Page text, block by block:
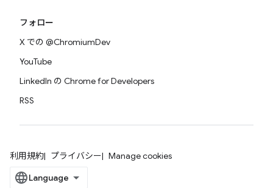
フォロー
X での @ChromiumDev
YouTube
LinkedIn の Chrome for Developers
RSS
利用規約 プライバシー Manage cookies